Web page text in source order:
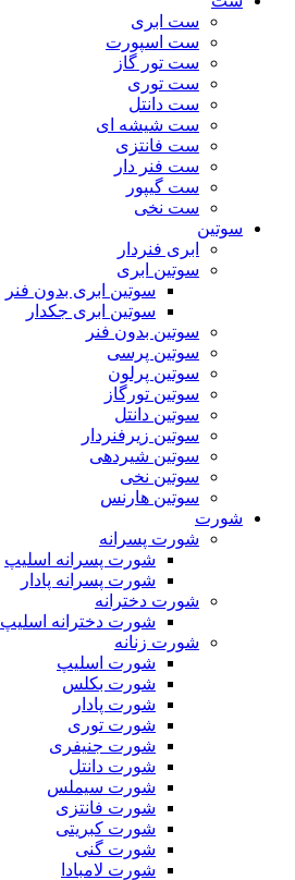
ست ابری
ست اسپورت
ست تور گاز
ست توری
ست دانتل
ست شیشه ای
ست فانتزی
ست فنر دار
ست گیپور
ست نخی
سوتین
ابری فنردار
سوتین ابری
سوتین ابری بدون فنر
سوتین ابری جکدار
سوتین بدون فنر
سوتین پرسی
سوتین پرلون
سوتین تورگاز
سوتین دانتل
سوتین زیرفنردار
سوتین شیردهی
سوتین نخی
سوتین هارنس
شورت
شورت پسرانه
شورت پسرانه اسلیپ
شورت پسرانه پادار
شورت دخترانه
شورت دخترانه اسلیپ
شورت زنانه
شورت اسلیپ
شورت بکلس
شورت پادار
شورت توری
شورت جنیفری
شورت دانتل
شورت سیملس
شورت فانتزی
شورت کبریتی
شورت گنی
شورت لامبادا